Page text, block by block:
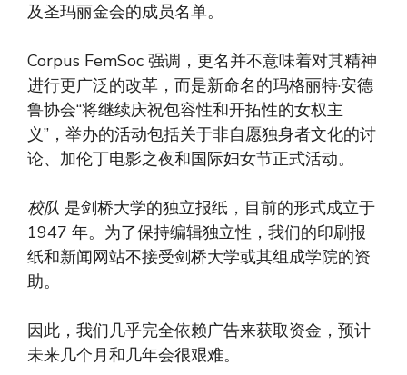
及圣玛丽金会的成员名单。
Corpus FemSoc 强调，更名并不意味着对其精神
进行更广泛的改革，而是新命名的玛格丽特·安德
鲁协会“将继续庆祝包容性和开拓性的女权主
义”，举办的活动包括关于非自愿独身者文化的讨
论、加伦丁电影之夜和国际妇女节正式活动。
校队 是剑桥大学的独立报纸，目前的形式成立于
1947 年。为了保持编辑独立性，我们的印刷报
纸和新闻网站不接受剑桥大学或其组成学院的资
助。
因此，我们几乎完全依赖广告来获取资金，预计
未来几个月和几年会很艰难。